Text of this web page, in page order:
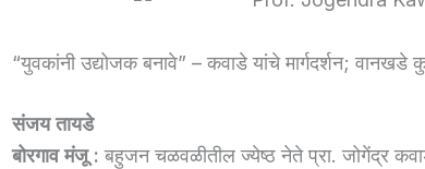
“युवकांनी उद्योजक बनावे” – कवाडे यांचे मार्गदर्शन; वानखडे
संजय तायडे
बोरगाव मंजू : बहुजन चळवळीतील ज्येष्ठ नेते प्रा. जोगेंद्र